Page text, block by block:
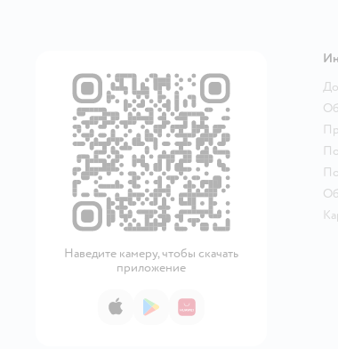
Наведите камеру, чтобы скачать
приложение
App StoreGoogle PlayAppGallery